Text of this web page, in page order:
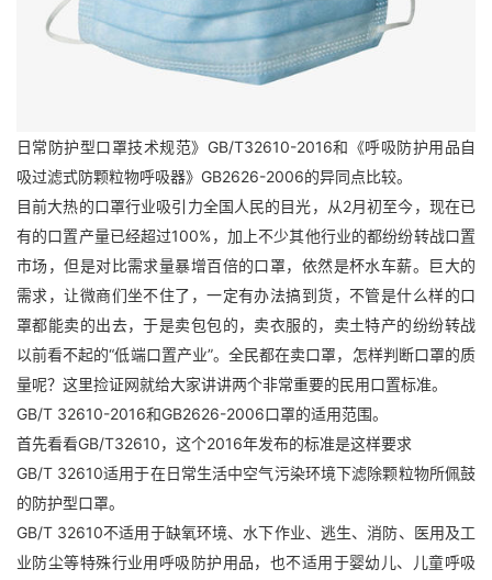
日常防护型口罩技术规范》GB/T32610-2016和《呼吸防护用品自
吸过滤式防颗粒物呼吸器》GB2626-2006的异同点比较。
目前大热的口罩行业吸引力全国人民的目光，从2月初至今，现在已
有的口置产量已经超过100%，加上不少其他行业的都纷纷转战口置
市场，但是对比需求量暴增百倍的口罩，依然是杯水车薪。巨大的
需求，让微商们坐不住了，一定有办法搞到货，不管是什么样的口
罩都能卖的出去，于是卖包包的，卖衣服的，卖土特产的纷纷转战
以前看不起的“低端口置产业”。全民都在卖口罩，怎样判断口罩的质
量呢？这里捡证网就给大家讲讲两个非常重要的民用口置标准。
GB/T 32610-2016和GB2626-2006口罩的适用范围。
首先看看GB/T32610，这个2016年发布的标准是这样要求
GB/T 32610适用于在日常生活中空气污染环境下滤除颗粒物所佩鼓
的防护型口罩。
GB/T 32610不适用于缺氧环境、水下作业、逃生、消防、医用及工
业防尘等特殊行业用呼吸防护用品，也不适用于婴幼儿、儿童呼吸